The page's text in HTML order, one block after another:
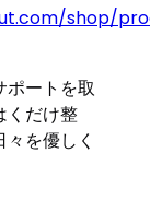
shop/
ポートを取
くだけ整
を優しく